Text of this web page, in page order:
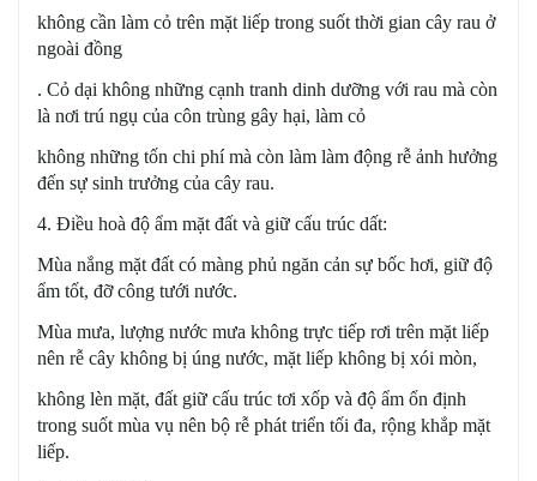
không cần làm cỏ trên mặt liếp trong suốt thời gian cây rau ở
ngoài đồng
. Cỏ dại không những cạnh tranh dinh dưỡng với rau mà còn
là nơi trú ngụ của côn trùng gây hại, làm cỏ
không những tốn chi phí mà còn làm làm động rễ ảnh hưởng
đến sự sinh trưởng của cây rau.
4. Điều hoà độ ẩm mặt đất và giữ cấu trúc dất:
Mùa nắng mặt đất có màng phủ ngăn cản sự bốc hơi, giữ độ
ẩm tốt, đỡ công tưới nước.
Mùa mưa, lượng nước mưa không trực tiếp rơi trên mặt liếp
nên rễ cây không bị úng nước, mặt liếp không bị xói mòn,
không lèn mặt, đất giữ cấu trúc tơi xốp và độ ẩm ổn định
trong suốt mùa vụ nên bộ rễ phát triển tối đa, rộng khắp mặt
liếp.